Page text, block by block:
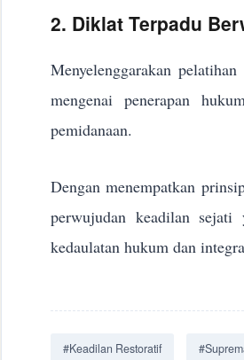
2. Diklat Terpadu
Menyelenggarakan
mengenai penerapan
pemidanaan.
Dengan menempatkan
perwujudan keadilan
kedaulatan hukum dan
#Keadilan Restoratif